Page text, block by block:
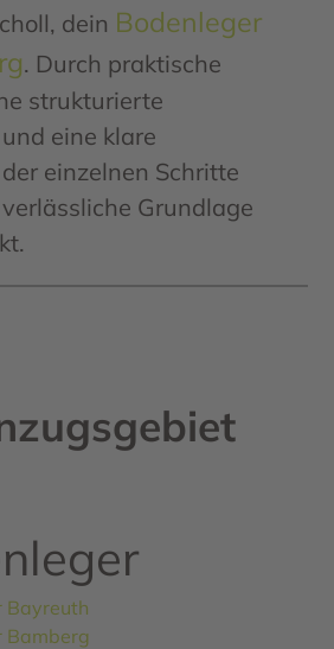
dein Bodenleger
. Durch praktische
strukturierte
eine klare
einzelnen Schritte
Grundlage
Bayreuth
Bamberg